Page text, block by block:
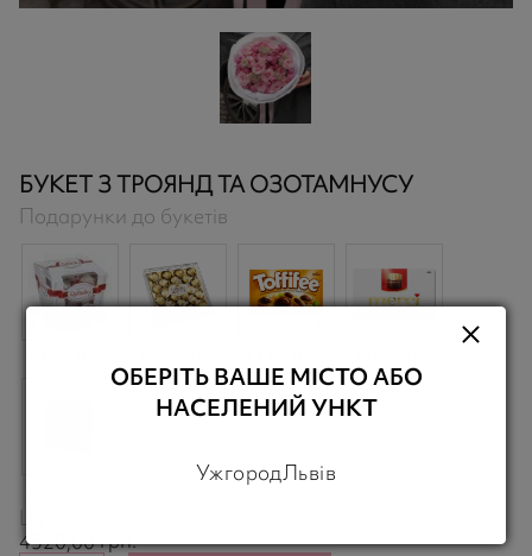
БУКЕТ З ТРОЯНД ТА ОЗОТАМНУСУ
Подарунки до букетів
4520,00грн.
ОБЕРІТЬ ВАШЕ МІСТО АБО
НАСЕЛЕНИЙ УНКТ
УжгородЛьвів